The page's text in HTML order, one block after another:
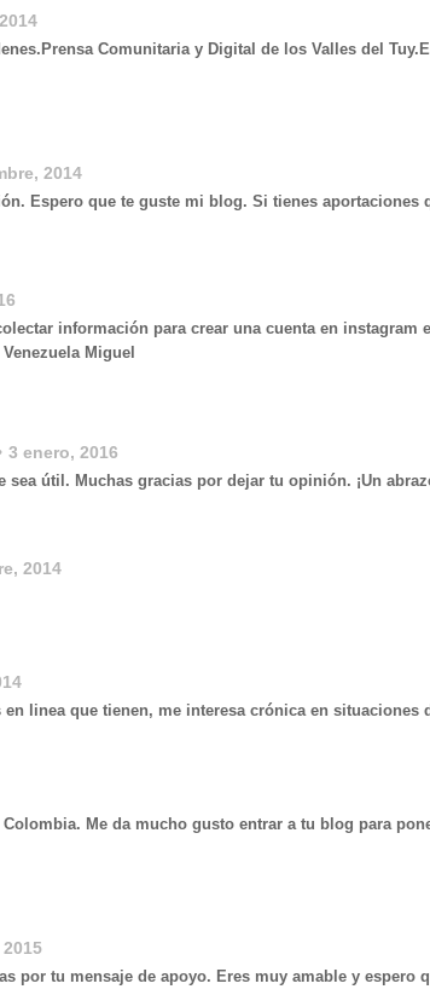
Comunitaria y Digital de los Valles del
2014
Espero que te guste mi blog. Si tienes aportaciones
información para crear una cuenta en
Miguel
3 enero, 2016
sea útil. Muchas gracias por dejar tu opinión. ¡Un
2014
linea que tienen, me interesa crónica en situaciones
Me da mucho gusto entrar a tu blog para
por tu mensaje de apoyo. Eres muy amable y